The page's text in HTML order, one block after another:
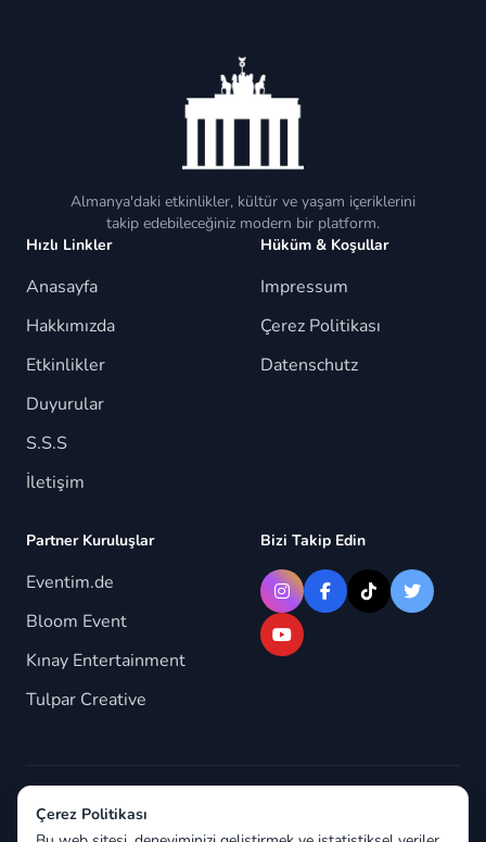
Çerez Politikası
Almanya'daki etkinlikler, kültür ve yaşam içeriklerini
takip edebileceğiniz modern bir platform.
Hızlı Linkler
Anasayfa
Hakkımızda
Etkinlikler
Duyurular
S.S.S
İletişim
Hüküm & Koşullar
Impressum
Çerez Politikası
Datenschutz
Partner Kuruluşlar
Eventim.de
Bloom Event
Kınay Entertainment
Tulpar Creative
Bizi Takip Edin